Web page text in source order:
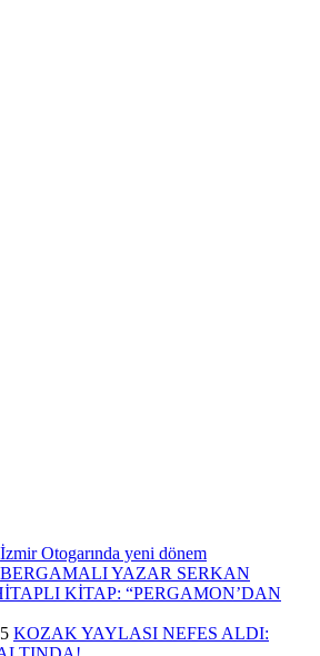
İzmir Otogarında yeni dönem
BERGAMALI YAZAR SERKAN
KİTAP: “PERGAMON’DAN
KOZAK YAYLASI NEFES ALDI: